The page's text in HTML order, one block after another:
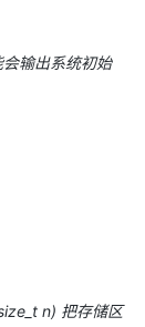
输出系统初始
n) 把存储区